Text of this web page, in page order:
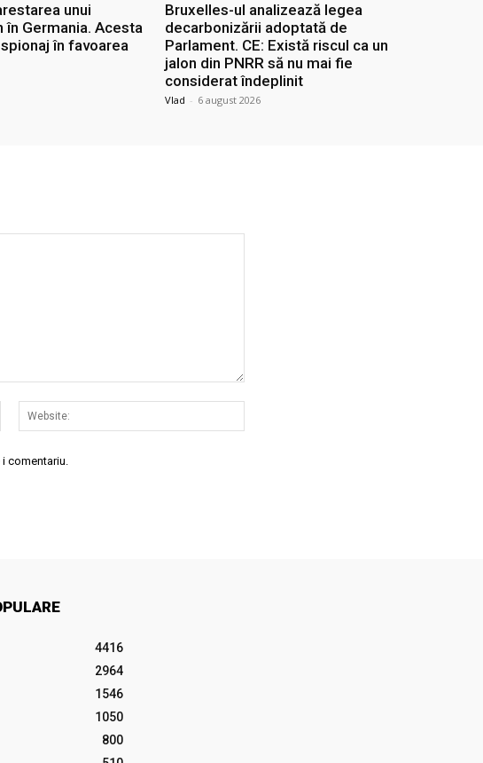
unui
în Germania. Acesta
în favoarea
Bruxelles-ul analizează legea
decarbonizării adoptată de
Parlament. CE: Există riscul ca un
jalon din PNRR să nu mai fie
considerat îndeplinit
Vlad - 6 august 2026
Email:*
comentariu.
4416
2964
1546
1050
800